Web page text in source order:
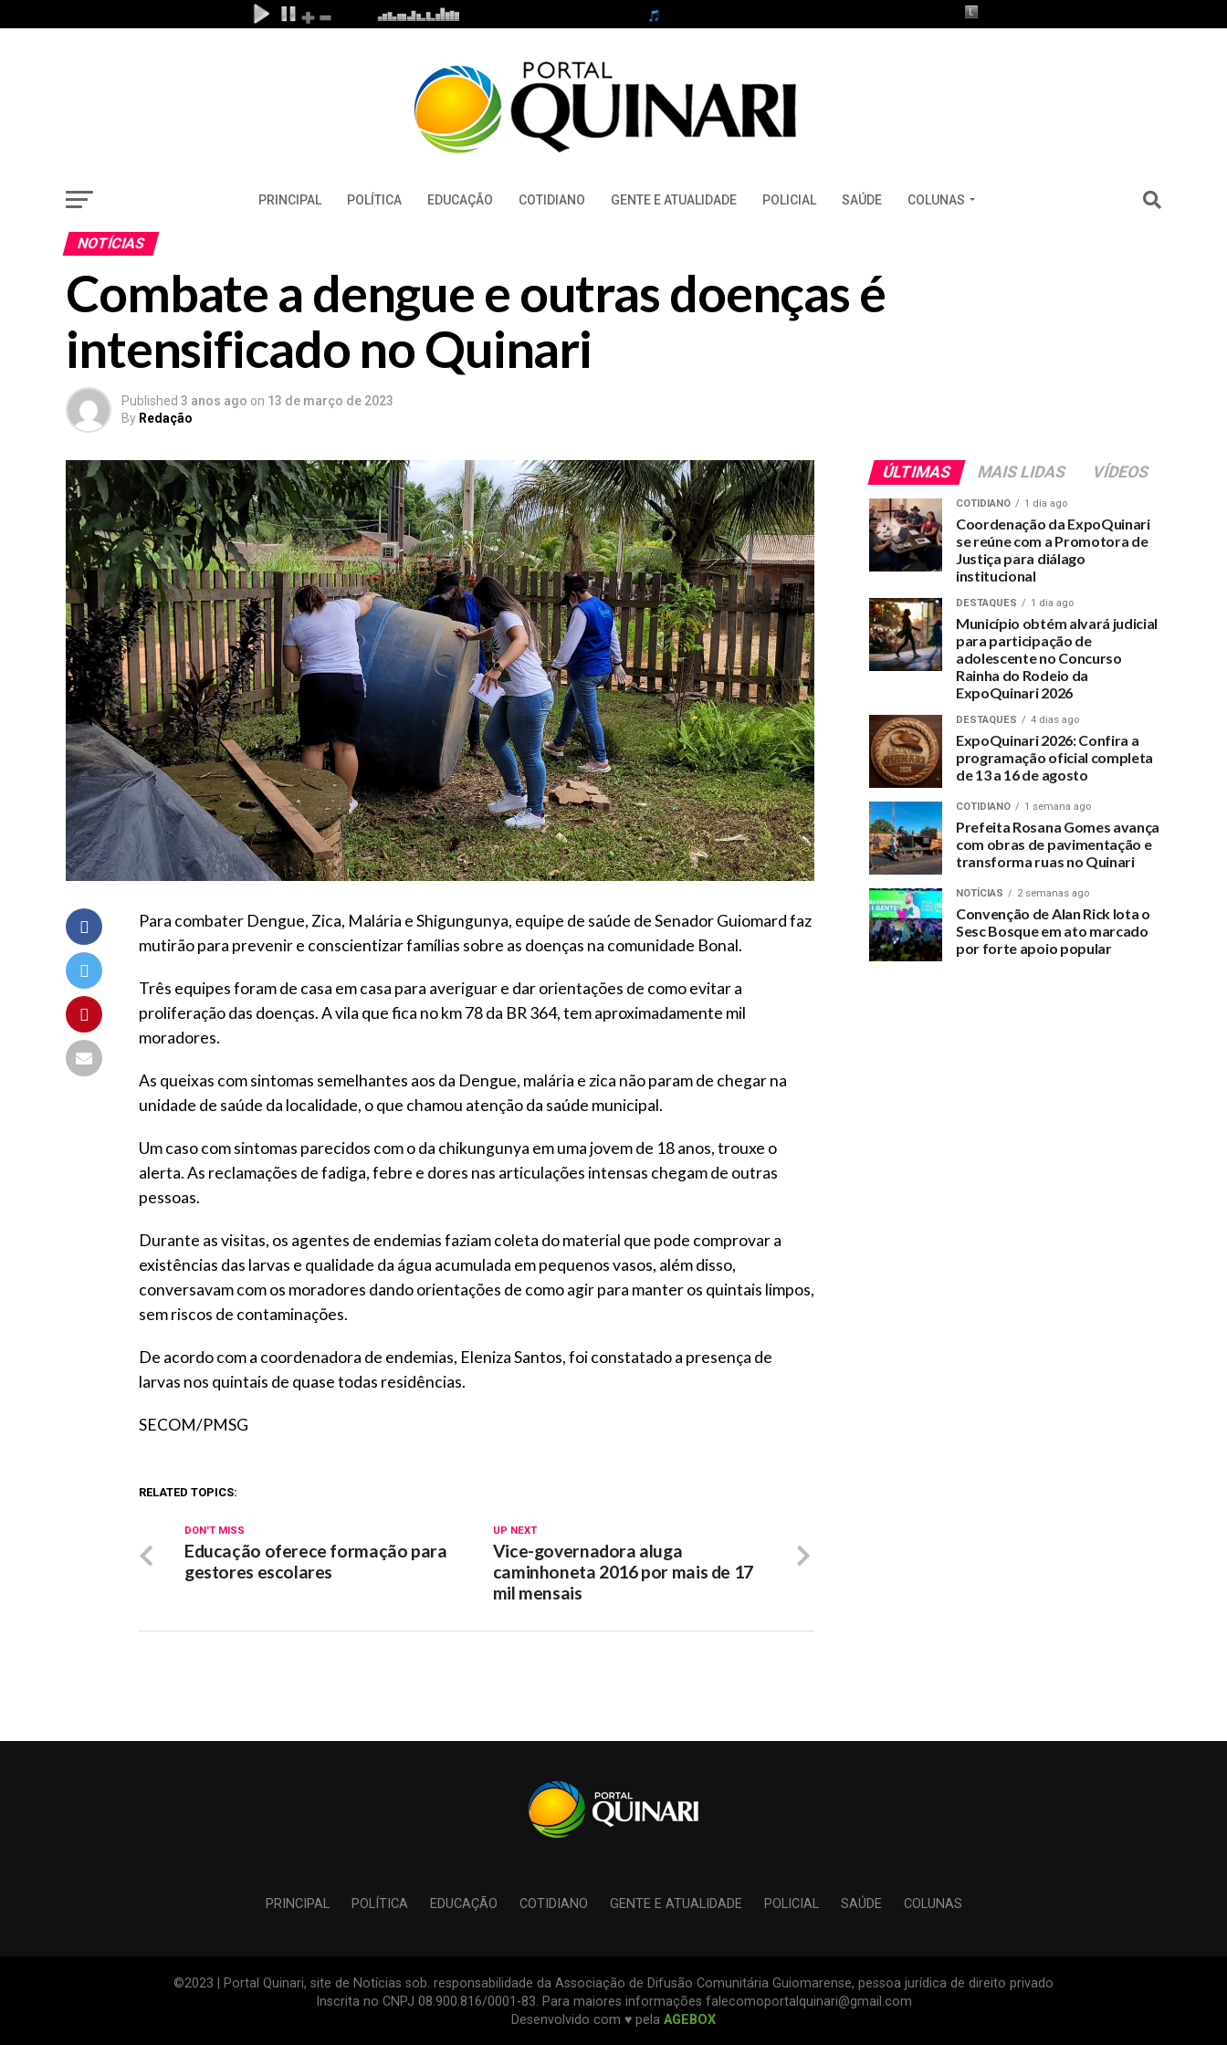
PRINCIPAL POLÍTICA EDUCAÇÃO COTIDIANO GENTE E ATUALIDADE POLICIAL SAÚDE COLUNAS
NOTÍCIAS
Combate a dengue e outras doenças é
intensificado no Quinari
Published 3 anos ago on 13 de março de 2023
By Redação
Para combater Dengue, Zica, Malária e Shigungunya, equipe de saúde de Senador Guiomard faz
mutirão para prevenir e conscientizar famílias sobre as doenças na comunidade Bonal.
Três equipes foram de casa em casa para averiguar e dar orientações de como evitar a
proliferação das doenças. A vila que fica no km 78 da BR 364, tem aproximadamente mil
moradores.
As queixas com sintomas semelhantes aos da Dengue, malária e zica não param de chegar na
unidade de saúde da localidade, o que chamou atenção da saúde municipal.
Um caso com sintomas parecidos com o da chikungunya em uma jovem de 18 anos, trouxe o
alerta. As reclamações de fadiga, febre e dores nas articulações intensas chegam de outras
pessoas.
Durante as visitas, os agentes de endemias faziam coleta do material que pode comprovar a
existências das larvas e qualidade da água acumulada em pequenos vasos, além disso,
conversavam com os moradores dando orientações de como agir para manter os quintais limpos,
sem riscos de contaminações.
De acordo com a coordenadora de endemias, Eleniza Santos, foi constatado a presença de
larvas nos quintais de quase todas residências.
SECOM/PMSG
RELATED TOPICS:
UP NEXT
Vice-governadora aluga
caminhoneta 2016 por mais de 17
mil mensais
DON'T MISS
Educação oferece formação para
gestores escolares
ÚLTIMAS MAIS LIDAS VÍDEOS
COTIDIANO 1 dia ago
Coordenação da ExpoQuinari
se reúne com a Promotora de
Justiça para diálago
institucional
DESTAQUES 1 dia ago
Município obtém alvará judicial
para participação de
adolescente no Concurso
Rainha do Rodeio da
ExpoQuinari 2026
DESTAQUES 4 dias ago
ExpoQuinari 2026: Confira a
programação oficial completa
de 13 a 16 de agosto
COTIDIANO 1 semana ago
Prefeita Rosana Gomes avança
com obras de pavimentação e
transforma ruas no Quinari
NOTÍCIAS 2 semanas ago
Convenção de Alan Rick lota o
Sesc Bosque em ato marcado
por forte apoio popular
PRINCIPAL POLÍTICA EDUCAÇÃO COTIDIANO GENTE E ATUALIDADE POLICIAL SAÚDE COLUNAS
©2023 | Portal Quinari, site de Notícias sob. responsabilidade da Associação de Difusão Comunitária Guiomarense, pessoa jurídica de direito privado
Inscrita no CNPJ 08.900.816/0001-83. Para maiores informações falecomoportalquinari@gmail.com
Desenvolvido com ♥ pela AGEBOX